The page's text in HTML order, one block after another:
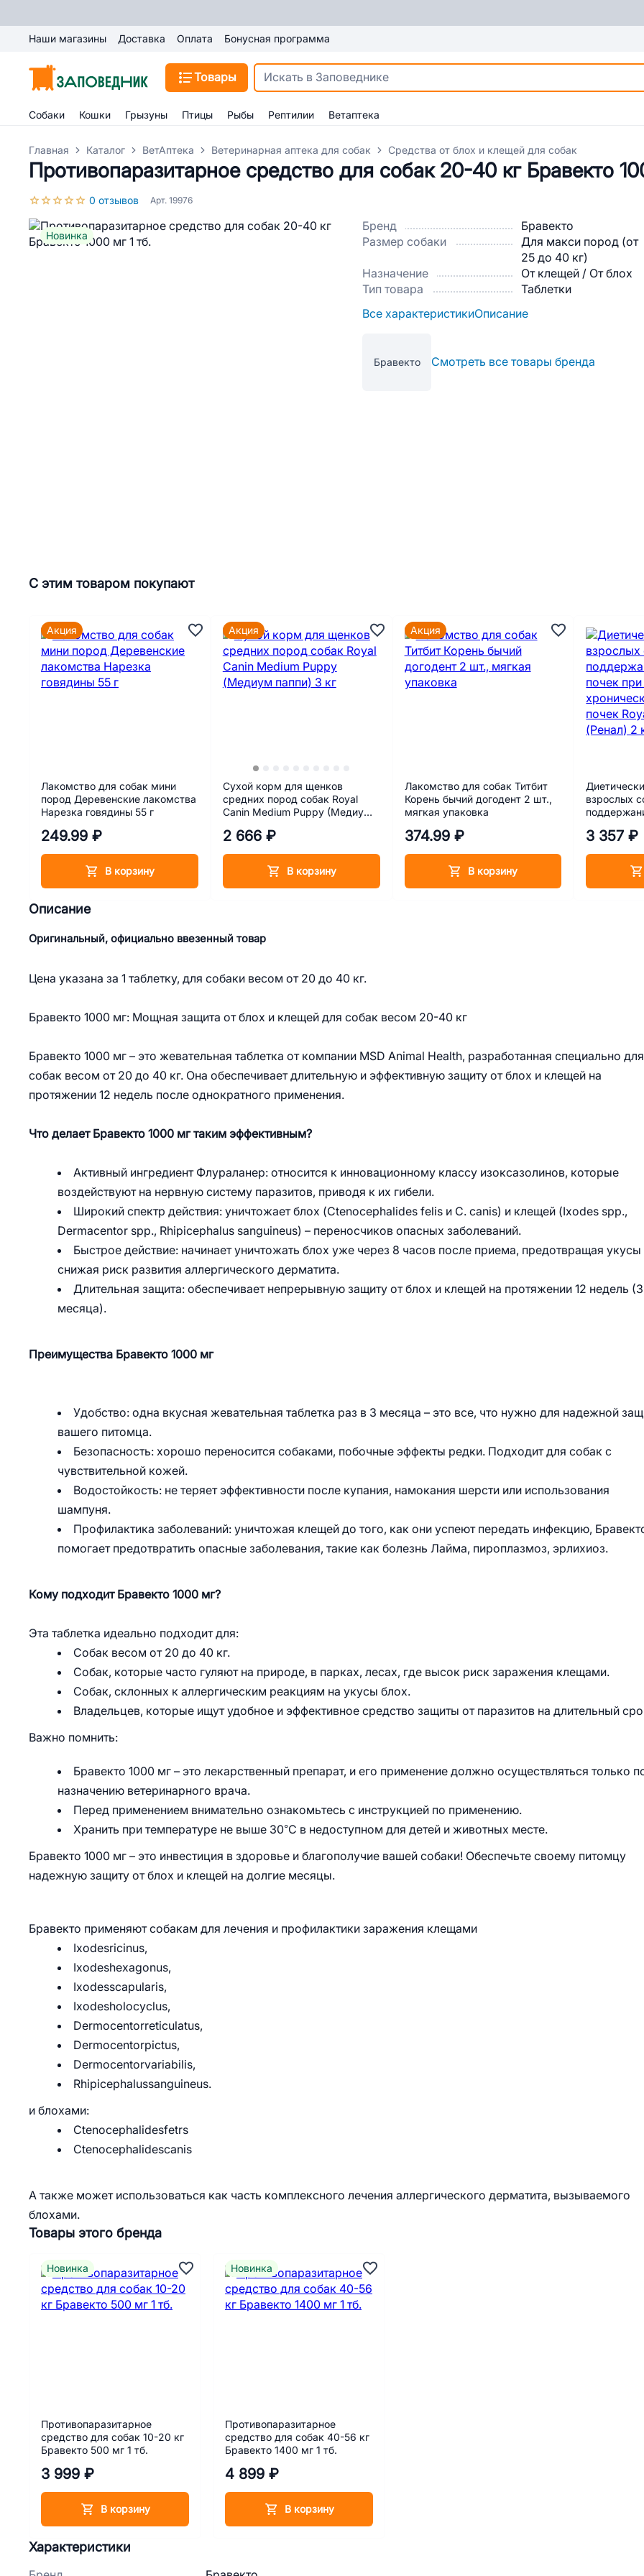
Наши магазины Доставка Оплата Бонусная программа
Товары
Собаки Кошки Грызуны Птицы Рыбы Рептилии Ветаптека
Главная Каталог ВетАптека Ветеринарная аптека для собак Средства от блох и клещей для собак
Противопаразитарное средство для собак 20-40 кг Бравекто
0 отзывов Арт. 19976
Новинка
Бренд
Бравекто
Размер собаки
Для макси пород (от
25 до 40 кг)
Назначение
От клещей / От блох
Тип товара
Таблетки
Все характеристикиОписание
Бравекто Смотреть все товары бренда
Описание
Оригинальный, официально ввезенный товар
Цена указана за 1 таблетку, для собаки весом от 20 до 40 кг.
Бравекто 1000 мг: Мощная защита от блох и клещей для собак весом 20-40 кг
Бравекто 1000 мг – это жевательная таблетка от компании MSD Animal Health, разработанная специально для
собак весом от 20 до 40 кг. Она обеспечивает длительную и эффективную защиту от блох и клещей на
протяжении 12 недель после однократного применения.
Что делает Бравекто 1000 мг таким эффективным?
Активный ингредиент Флураланер: относится к инновационному классу изоксазолинов, которые
воздействуют на нервную систему паразитов, приводя к их гибели.
Широкий спектр действия: уничтожает блох (Ctenocephalides felis и C. canis) и клещей (Ixodes spp.,
Dermacentor spp., Rhipicephalus sanguineus) – переносчиков опасных заболеваний.
Быстрое действие: начинает уничтожать блох уже через 8 часов после приема, предотвращая укусы
снижая риск развития аллергического дерматита.
Длительная защита: обеспечивает непрерывную защиту от блох и клещей на протяжении 12 недель (3
месяца).
Преимущества Бравекто 1000 мг
Удобство: одна вкусная жевательная таблетка раз в 3 месяца – это все, что нужно для надежной
вашего питомца.
Безопасность: хорошо переносится собаками, побочные эффекты редки. Подходит для собак с
чувствительной кожей.
Водостойкость: не теряет эффективности после купания, намокания шерсти или использования
шампуня.
Профилактика заболеваний: уничтожая клещей до того, как они успеют передать инфекцию,
помогает предотвратить опасные заболевания, такие как болезнь Лайма, пироплазмоз, эрлихиоз.
Кому подходит Бравекто 1000 мг?
Эта таблетка идеально подходит для:
Собак весом от 20 до 40 кг.
Собак, которые часто гуляют на природе, в парках, лесах, где высок риск заражения клещами.
Собак, склонных к аллергическим реакциям на укусы блох.
Владельцев, которые ищут удобное и эффективное средство защиты от паразитов на длительный
Важно помнить:
Бравекто 1000 мг – это лекарственный препарат, и его применение должно осуществляться только
назначению ветеринарного врача.
Перед применением внимательно ознакомьтесь с инструкцией по применению.
Хранить при температуре не выше 30°C в недоступном для детей и животных месте.
Бравекто 1000 мг – это инвестиция в здоровье и благополучие вашей собаки! Обеспечьте своему питомцу
надежную защиту от блох и клещей на долгие месяцы.
Бравекто применяют собакам для лечения и профилактики заражения клещами
Ixodesricinus,
Ixodeshexagonus,
Ixodesscapularis,
Ixodesholocyclus,
Dermocentorreticulatus,
Dermocentorpictus,
Dermocentorvariabilis,
Rhipicephalussanguineus.
и блохами:
Ctenocephalidesfetrs
Ctenocephalidescanis
А также может использоваться как часть комплексного лечения аллергического дерматита, вызываемого
блохами.
С этим товаром покупают
Лакомство для собак мини
пород Деревенские лакомства
Нарезка говядины 55 г
249.99 ₽
В корзину
Акция
Сухой корм для щенков
средних пород собак Royal
Canin Medium Puppy (Медиум
2 666 ₽
В корзину
Акция
Лакомство для собак Титбит
Корень бычий догодент 2 шт.,
мягкая упаковка
374.99 ₽
В корзину
Акция
взрослых
болезни
3 357 ₽
Товары этого бренда
Противопаразитарное
средство для собак 10-20 кг
Бравекто 500 мг 1 тб.
3 999 ₽
В корзину
Новинка
Противопаразитарное
средство для собак 40-56 кг
Бравекто 1400 мг 1 тб.
4 899 ₽
В корзину
Новинка
Характеристики